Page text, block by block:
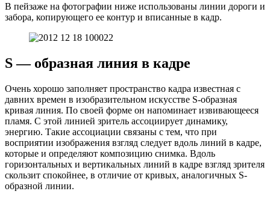
В пейзаже на фотографии ниже использованы линии дороги и
забора, копирующего ее контур и вписанные в кадр.
S — образная линия в кадре
Очень хорошо заполняет пространство кадра известная с
давних времен в изобразительном искусстве S-образная
кривая линия. По своей форме он напоминает извивающееся
пламя. С этой линией зритель ассоциирует динамику,
энергию. Такие ассоциации связаны с тем, что при
восприятии изображения взгляд следует вдоль линий в кадре,
которые и определяют композицию снимка. Вдоль
горизонтальных и вертикальных линий в кадре взгляд зрителя
скользит спокойнее, в отличие от кривых, аналогичных S-
образной линии.